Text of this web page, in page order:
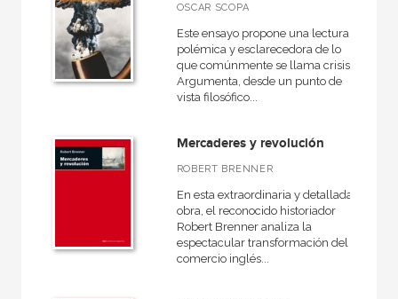
OSCAR SCOPA
Este ensayo propone una lectura
polémica y esclarecedora de lo
que comúnmente se llama crisis.
Argumenta, desde un punto de
vista filosófico...
Mercaderes y revolución
ROBERT BRENNER
En esta extraordinaria y detallada
obra, el reconocido historiador
Robert Brenner analiza la
espectacular transformación del
comercio inglés...